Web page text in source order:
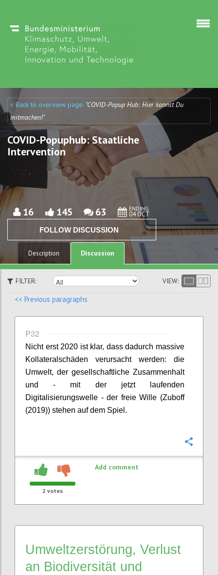
Discuto
Discuto< Back to overview page: "COVID-Popup Hub: Hier kannst Du
mitmachen!"
COVID-Popuphub: Staatliche
Intervention
16 145 63 ENDING
04 OCT
FOLLOW DISCUSSION
Description Discussion
FILTER: VIEW:
<< Previous paragraphs
P32
Nicht erst 2020 ist klar, dass dadurch massive
Kollateralschäden verursacht werden: die
Umwelt, der gesellschaftliche Zusammenhalt
und - mit der jetzt laufenden
Digitalisierungswelle - der freie Wille (Zuboff
(2019)) stehen auf dem Spiel.
2 votes
Add comment
Umweltzerstörung, Verlust
an Biodiversität und